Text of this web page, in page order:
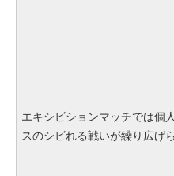
エキシビションマッチでは個
スのシビれる戦いが繰り広げ